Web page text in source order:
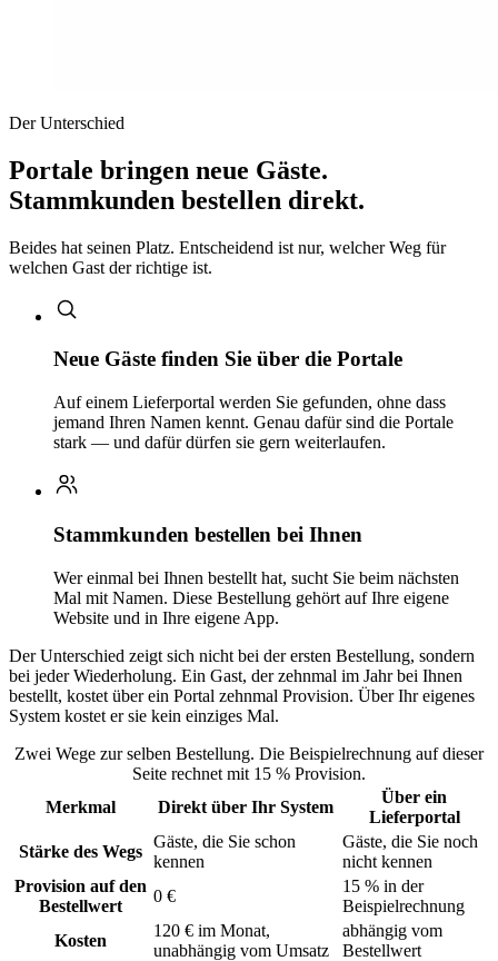
Der Unterschied
Portale bringen neue Gäste.
Stammkunden bestellen direkt.
Beides hat seinen Platz. Entscheidend ist nur, welcher Weg für
welchen Gast der richtige ist.
Neue Gäste finden Sie über die Portale
Auf einem Lieferportal werden Sie gefunden, ohne dass
jemand Ihren Namen kennt. Genau dafür sind die Portale
stark — und dafür dürfen sie gern weiterlaufen.
Stammkunden bestellen bei Ihnen
Wer einmal bei Ihnen bestellt hat, sucht Sie beim nächsten
Mal mit Namen. Diese Bestellung gehört auf Ihre eigene
Website und in Ihre eigene App.
Der Unterschied zeigt sich nicht bei der ersten Bestellung, sondern
bei jeder Wiederholung. Ein Gast, der zehnmal im Jahr bei Ihnen
bestellt, kostet über ein Portal zehnmal Provision. Über Ihr eigenes
System kostet er sie kein einziges Mal.
Zwei Wege zur selben Bestellung. Die Beispielrechnung auf dieser
Seite rechnet mit 15 % Provision.
Merkmal
Direkt über Ihr System
Über ein
Lieferportal
Stärke des Wegs
Gäste, die Sie schon
kennen
Gäste, die Sie noch
nicht kennen
Provision auf den
Bestellwert
0 €
15 % in der
Beispielrechnung
Kosten
120 € im Monat,
unabhängig vom Umsatz
abhängig vom
Bestellwert